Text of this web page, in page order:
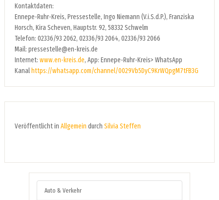
Kontaktdaten:
Ennepe-Ruhr-Kreis, Pressestelle, Ingo Niemann (V.i.S.d.P.), Franziska
Horsch, Kira Scheven, Hauptstr. 92, 58332 Schwelm
Telefon: 02336/93 2062, 02336/93 2064, 02336/93 2066
Mail: pressestelle@en-kreis.de
Internet: www.en-kreis.de, App: Ennepe-Ruhr-Kreis> WhatsApp
Kanal https://whatsapp.com/channel/0029Vb5DyC9KrWQpgM7tFB3G
Veröffentlicht in Allgemein durch Silvia Steffen
Auto & Verkehr